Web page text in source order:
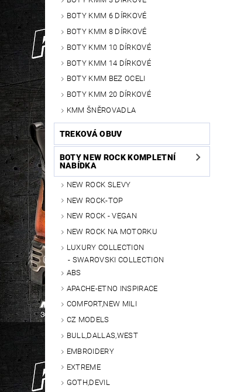
BOTY KMM 6 DÍRKOVÉ
BOTY KMM 8 DÍRKOVÉ
BOTY KMM 10 DÍRKOVÉ
BOTY KMM 14 DÍRKOVÉ
BOTY KMM BEZ OCELI
BOTY KMM 20 DÍRKOVÉ
KMM ŠNĚROVADLA
TREKOVÁ OBUV
BOTY NEW ROCK KOMPLETNÍ
NABÍDKA
NEW ROCK SLEVY
NEW ROCK-TOP
NEW ROCK - VEGAN
NEW ROCK NA MOTORKU
LUXURY COLLECTION
SWAROVSKI COLLECTION
ABS
APACHE-ETNO INSPIRACE
COMFORT,NEW MILI
CZ MODELS
BULL,DALLAS,WEST
EMBROIDERY
EXTREME
GOTH,DEVIL